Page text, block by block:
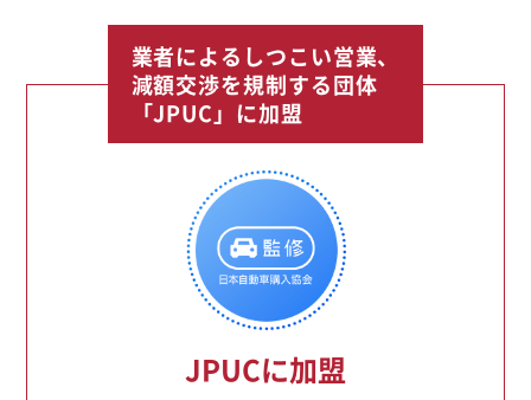
業者によるしつこい営業、
減額交渉を規制する団体
「JPUC」に加盟
JPUCに加盟